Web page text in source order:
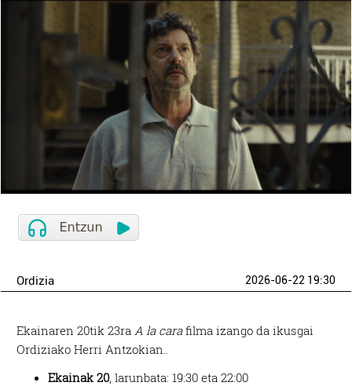
Ordizia 2026-06-22 19:30
Ekainaren 20tik 23ra A la carafilma izango da ikusgai
Ordiziako Herri Antzokian..
Ekainak 20, larunbata: 19:30 eta 22:00